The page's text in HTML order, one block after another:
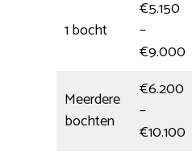
1 bocht
€5.150
–
€9.000
Meerdere
bochten
€6.200
–
€10.100